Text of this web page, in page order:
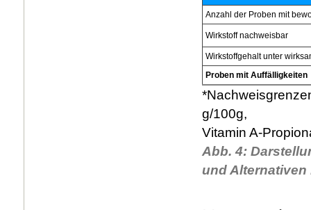
Anzahl der Proben mit
Wirkstoff nachweisbar
Wirkstoffgehalt unter
Proben mit Auffälligkeiten
g/100g,
Vitamin A-
Abb. 4:
und